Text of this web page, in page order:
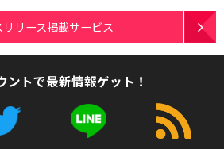
リリース掲載サービス
ントで最新情報ゲット！